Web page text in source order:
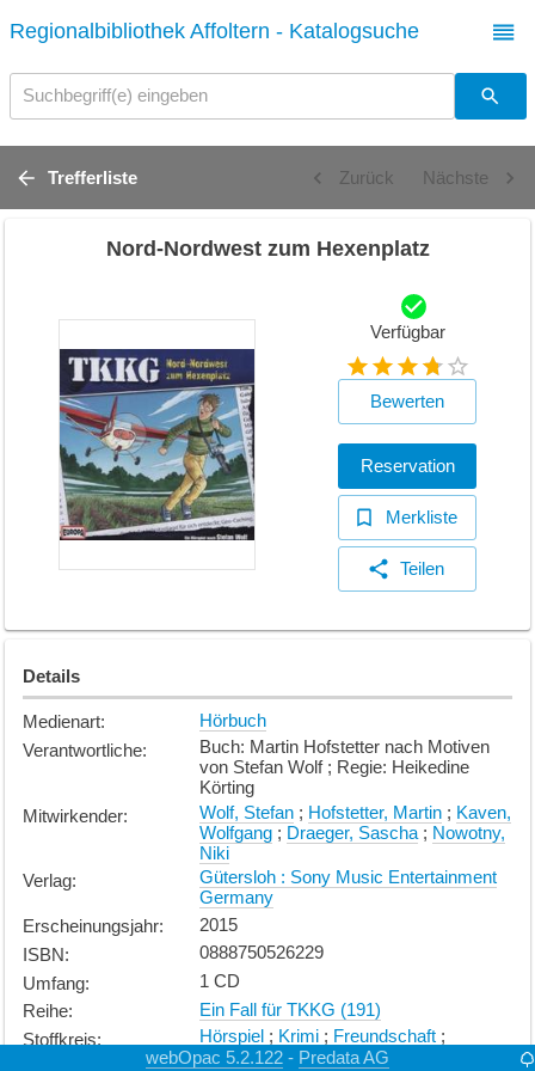
Regionalbibliothek Affoltern - Katalogsuche
Suchbegriff(e) eingeben
Trefferliste Zurück Nächste
Nord-Nordwest zum Hexenplatz
Verfügbar
Bewerten
Reservation
Merkliste
Teilen
Details
Medienart:
Hörbuch
Verantwortliche:
Buch: Martin Hofstetter nach Motiven
von Stefan Wolf ; Regie: Heikedine
Körting
Mitwirkender: Wolf, Stefan; Hofstetter, Martin; Kaven,
Wolfgang; Draeger, Sascha; Nowotny,
Niki
Verlag:
Gütersloh : Sony Music Entertainment
Germany
Erscheinungsjahr:
2015
ISBN:
0888750526229
Umfang:
1 CD
Reihe:
Ein Fall für TKKG (191)
Stoffkreis: Hörspiel; Krimi; Freundschaft;
Abenteuer
webOpac 5.2.122 - Predata AG